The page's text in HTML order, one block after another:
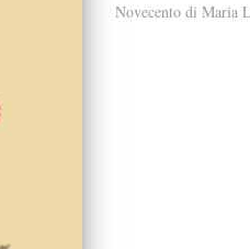
Novecento di Maria